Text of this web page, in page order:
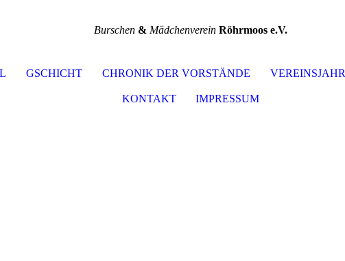
Burschen & Mädchenverein Röhrmoos e.V.
GSCHICHT CHRONIK DER VORSTÄNDE VEREINSJAHR
KONTAKT IMPRESSUM